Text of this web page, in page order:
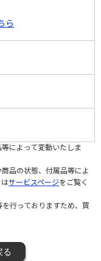
ら
によって変動いたしま
品の状態、付属品等によ
はサービスページをご覧く
行っておりますため、買
る